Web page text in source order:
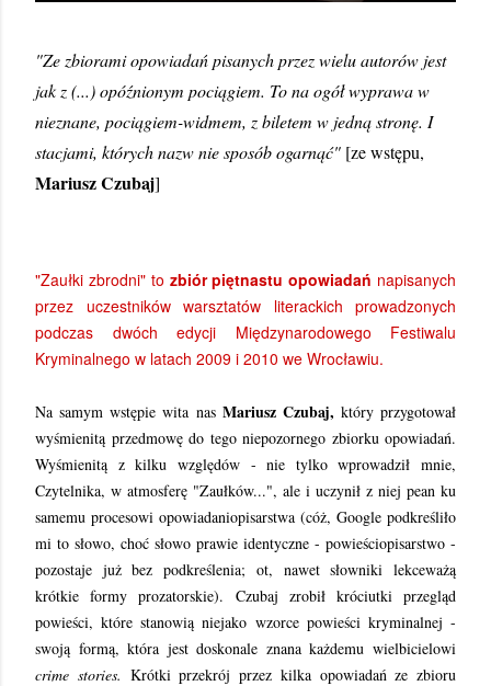
"Ze zbiorami opowiadań pisanych przez wielu autorów jest
jak z (...) opóźnionym pociągiem. To na ogół wyprawa w
nieznane, pociągiem-widmem, z biletem w jedną stronę. I
stacjami, których nazw nie sposób ogarnąć" [ze wstępu,
Mariusz Czubaj]
"Zaułki zbrodni" to zbiór piętnastu opowiadań napisanych
przez uczestników warsztatów literackich prowadzonych
podczas dwóch edycji Międzynarodowego Festiwalu
Kryminalnego w latach 2009 i 2010 we Wrocławiu.
Na samym wstępie wita nas Mariusz Czubaj, który przygotował
wyśmienitą przedmowę do tego niepozornego zbiorku opowiadań.
Wyśmienitą z kilku względów - nie tylko wprowadził mnie,
Czytelnika, w atmosferę "Zaułków...", ale i uczynił z niej pean ku
samemu procesowi opowiadaniopisarstwa (cóż, Google podkreśliło
mi to słowo, choć słowo prawie identyczne - powieściopisarstwo -
pozostaje już bez podkreślenia; ot, nawet słowniki lekceważą
krótkie formy prozatorskie). Czubaj zrobił króciutki przegląd
powieści, które stanowią niejako wzorce powieści kryminalnej -
swoją formą, która jest doskonale znana każdemu wielbicielowi
crime stories. Krótki przekrój przez kilka opowiadań ze zbioru